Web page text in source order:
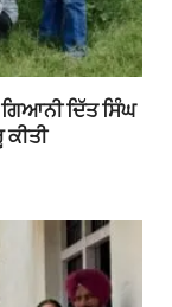
ਦਿੱਤ ਸਿੰਘ
ਕੀਤੀ